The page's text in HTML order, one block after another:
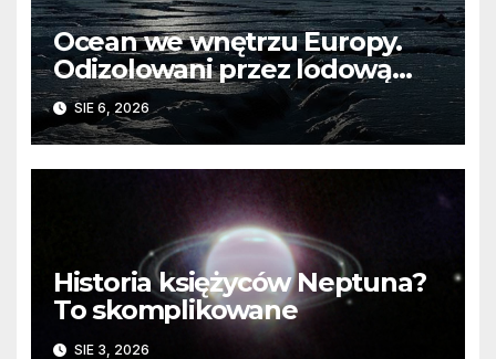
Ocean we wnętrzu Europy.
Odizolowani przez lodową
barierę
SIE 6, 2026
Historia księżyców Neptuna?
To skomplikowane
SIE 3, 2026